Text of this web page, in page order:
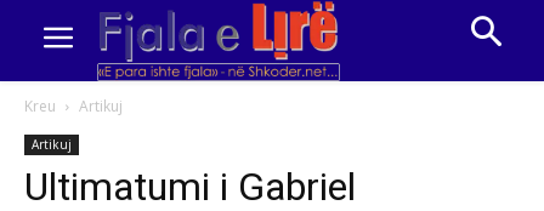
Kreu Artikuj
Artikuj
Ultimatumi i Gabriel